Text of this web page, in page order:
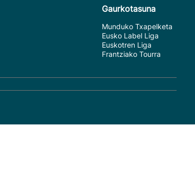
Gaurkotasuna
Munduko Txapelketa
Eusko Label Liga
Euskotren Liga
Frantziako Tourra